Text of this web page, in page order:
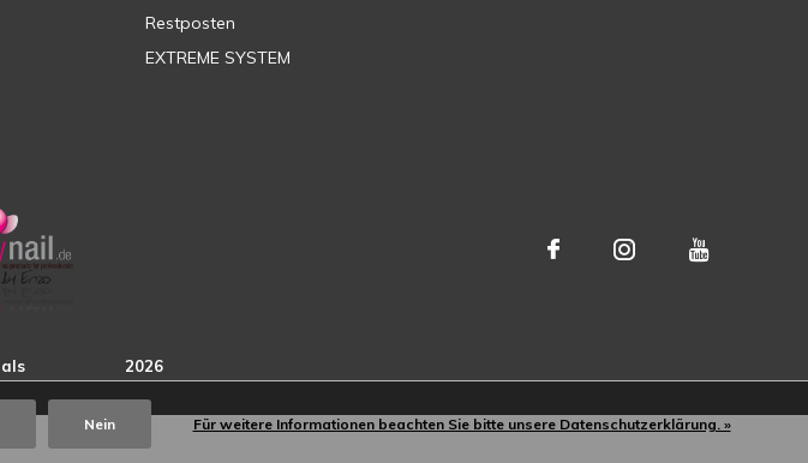
Restposten
EXTREME SYSTEM
Nein Für weitere Informationen beachten Sie bitte unsere Datenschutzerklärung. »